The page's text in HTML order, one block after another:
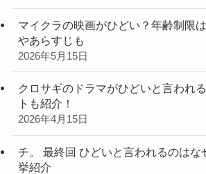
マイクラの映画がひどい？年齢制限
やあらすじも
2026年5月15日
クロサギのドラマがひどいと言われ
トも紹介！
2026年4月15日
チ。 最終回 ひどいと言われるのはな
挙紹介